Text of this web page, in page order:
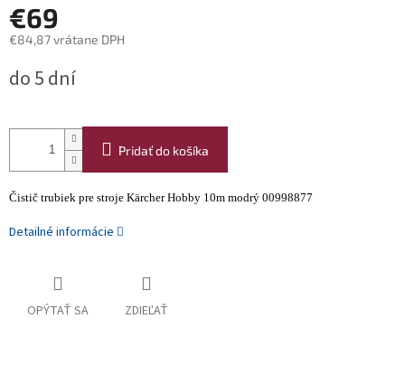
€69
€84,87 vrátane DPH
cena:
do 5 dní
Pridať do košíka
Čistič trubiek pre stroje Kärcher Hobby 10m modrý 00998877
Detailné informácie
OPÝTAŤ SA ZDIEĽAŤ